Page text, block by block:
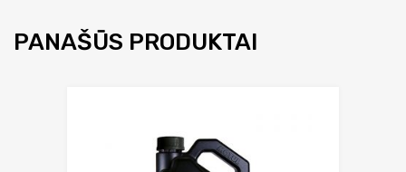
PANAŠŪS PRODUKTAI